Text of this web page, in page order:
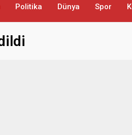
Politika Dünya Spor